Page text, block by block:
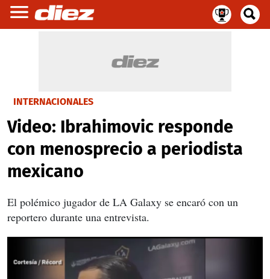
INTERNACIONALES
Video: Ibrahimovic responde
con menosprecio a periodista
mexicano
El polémico jugador de LA Galaxy se encaró con un
reportero durante una entrevista.